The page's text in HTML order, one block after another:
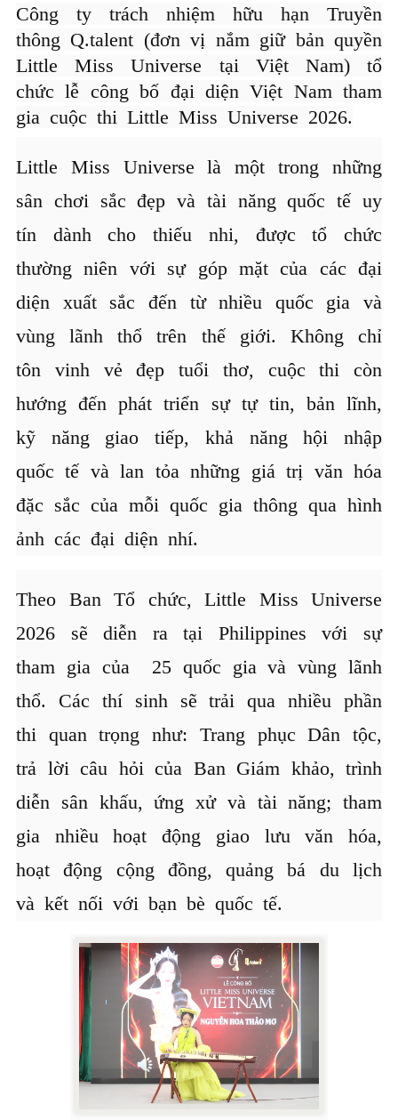
Công ty trách nhiệm hữu hạn Truyền
thông Q.talent (đơn vị nắm giữ bản quyền
Little Miss Universe tại Việt Nam) tổ
chức lễ công bố đại diện Việt Nam tham
gia cuộc thi Little Miss Universe 2026.
Little Miss Universe là một trong những
sân chơi sắc đẹp và tài năng quốc tế uy
tín dành cho thiếu nhi, được tổ chức
thường niên với sự góp mặt của các đại
diện xuất sắc đến từ nhiều quốc gia và
vùng lãnh thổ trên thế giới. Không chỉ
tôn vinh vẻ đẹp tuổi thơ, cuộc thi còn
hướng đến phát triển sự tự tin, bản lĩnh,
kỹ năng giao tiếp, khả năng hội nhập
quốc tế và lan tỏa những giá trị văn hóa
đặc sắc của mỗi quốc gia thông qua hình
ảnh các đại diện nhí.
Theo Ban Tổ chức, Little Miss Universe
2026 sẽ diễn ra tại Philippines với sự
tham gia của 25 quốc gia và vùng lãnh
thổ. Các thí sinh sẽ trải qua nhiều phần
thi quan trọng như: Trang phục Dân tộc,
trả lời câu hỏi của Ban Giám khảo, trình
diễn sân khấu, ứng xử và tài năng; tham
gia nhiều hoạt động giao lưu văn hóa,
hoạt động cộng đồng, quảng bá du lịch
và kết nối với bạn bè quốc tế.